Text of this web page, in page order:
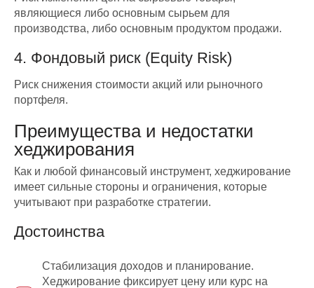
являющиеся либо основным сырьем для
производства, либо основным продуктом продажи.
4. Фондовый риск (Equity Risk)
Риск снижения стоимости акций или рыночного
портфеля.
Преимущества и недостатки
хеджирования
Как и любой финансовый инструмент, хеджирование
имеет сильные стороны и ограничения, которые
учитывают при разработке стратегии.
Достоинства
Стабилизация доходов и планирование.
Хеджирование фиксирует цену или курс на